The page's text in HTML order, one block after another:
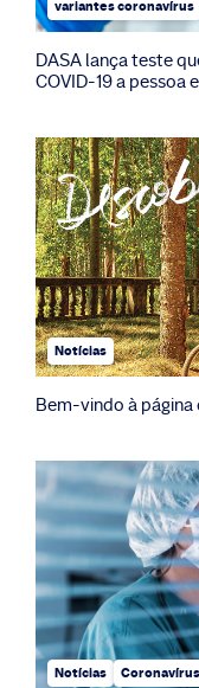
variantes coronavírus
DASA lança teste
COVID-19 a pessoa
Notícias
Bem-vindo à página
Notícias Coronavírus